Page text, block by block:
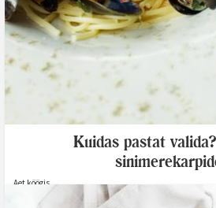
Kuidas pastat
Aet köögis